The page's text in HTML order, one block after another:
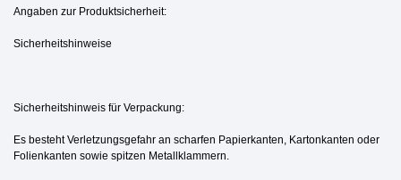
Angaben zur Produktsicherheit:
Sicherheitshinweise
Sicherheitshinweis für Verpackung:
Es besteht Verletzungsgefahr an scharfen Papierkanten, Kartonkanten oder
Folienkanten sowie spitzen Metallklammern.